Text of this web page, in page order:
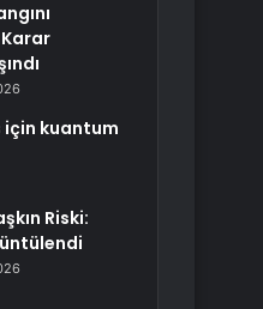
için kuantum
Riski: